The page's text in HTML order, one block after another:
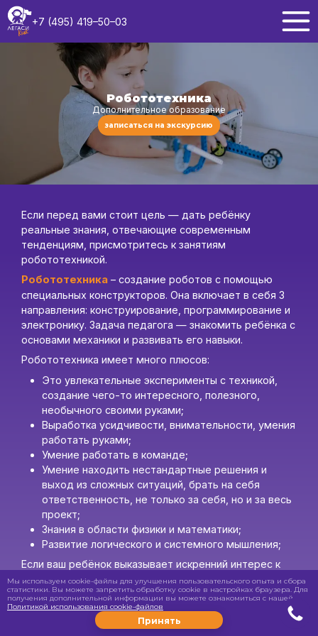
Мы используем cookie-файлы для улучшения пользовательского опыта и сбора
статистики. Вы можете запретить обработку сookie в настройках браузера. Для
получения дополнительной информации вы можете ознакомиться с нашей
Политикой использования cookie-файлов
Принять
+7 (495) 419–50–03
Робототехника
Дополнительное образование
записаться на экскурсию
Если перед вами стоит цель — дать ребёнку
реальные знания, отвечающие современным
тенденциям, присмотритесь к занятиям
робототехникой.
Робототехника – создание роботов с помощью
специальных конструкторов. Она включает в себя 3
направления: конструирование, программирование и
электронику. Задача педагога — знакомить ребёнка с
основами механики и развивать его навыки.
Робототехника имеет много плюсов:
Это увлекательные эксперименты с техникой,
создание чего-то интересного, полезного,
необычного своими руками;
Выработка усидчивости, внимательности, умения
работать руками;
Умение работать в команде;
Умение находить нестандартные решения и
выход из сложных ситуаций, брать на себя
ответственность, не только за себя, но и за весь
проект;
Знания в области физики и математики;
Развитие логического и системного мышления;
Если ваш ребёнок выказывает искренний интерес к
технологиям, обратите внимание на робототехнику,
в процессе изучения он освоит множество полезных
навыков, станет более самостоятельным, активным и
поверит в свои силы.